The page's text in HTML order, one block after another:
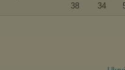
34
38